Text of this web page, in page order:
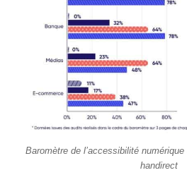
Baromètre de l’accessibilité
handirect